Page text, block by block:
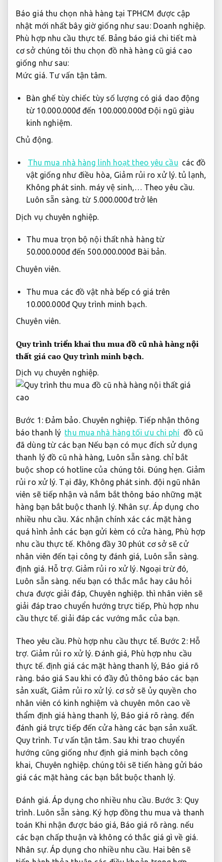
Báo giá thu chọn nhà hàng tại TPHCM được cập
nhật mới nhất bây giờ giống như sau: Doanh nghiệp.
Phù hợp nhu cầu thực tế. Bảng báo giá chi tiết mà
cơ sở chúng tôi thu chọn đồ nhà hàng cũ giá cao
giống như sau:
Mức giá. Tư vấn tận tâm.
Bàn ghế tùy chiếc tùy số lượng có giá dao động
từ 10.000.000đ đến 100.000.000đĐội ngũ giàu
kinh nghiệm.
Chủ động.
Thu mua nhà hàng linh hoạt theo yêu cầu các đồ
vật giống như điều hòa, Giảm rủi ro xử lý. tủ lạnh,
Không phát sinh. máy vệ sinh,… Theo yêu cầu.
Luôn sẵn sàng. từ 5.000.000đ trở lên
Dịch vụ chuyên nghiệp.
Thu mua trọn bộ nội thất nhà hàng từ
50.000.000đ đến 500.000.000đ Bài bản.
Chuyên viên.
Thu mua các đồ vật nhà bếp có giá trên
10.000.000đ Quy trình minh bạch.
Chuyên viên.
Quy trình triển khai thu mua đồ cũ nhà hàng nội
thất giá cao Quy trình minh bạch.
Dịch vụ chuyên nghiệp.
Bước 1: Đảm bảo. Chuyên nghiệp. Tiếp nhận thông
báo thanh lý thu mua nhà hàng tối ưu chi phí đồ cũ
đã dùng từ các bạn Nếu bạn có mục đích sử dụng
thanh lý đồ cũ nhà hàng, Luôn sẵn sàng.chỉ bắt
buộc shop có hotline của chúng tôi. Đúng hẹn. Giảm
rủi ro xử lý. Tại đây, Không phát sinh.đội ngũ nhân
viên sẽ tiếp nhận và nắm bắt thông báo những mặt
hàng bạn bắt buộc thanh lý. Nhân sự. Áp dụng cho
nhiều nhu cầu. Xác nhận chính xác các mặt hàng
quá hình ảnh các bạn gửi kèm có cửa hàng, Phù hợp
nhu cầu thực tế. Không đầy 30 phút cơ sở sẽ cử
nhân viên đến tại công ty đánh giá, Luôn sẵn sàng.
định giá. Hỗ trợ. Giảm rủi ro xử lý.Ngoại trừ đó,
Luôn sẵn sàng. nếu bạn có thắc mắc hay câu hỏi
chưa được giải đáp, Chuyên nghiệp. thì nhân viên sẽ
giải đáp trao chuyển hướng trực tiếp, Phù hợp nhu
cầu thực tế. giải đáp các vướng mắc của bạn.
Theo yêu cầu. Phù hợp nhu cầu thực tế.Bước 2: Hỗ
trợ. Giảm rủi ro xử lý. Đánh giá, Phù hợp nhu cầu
thực tế.định giá các mặt hàng thanh lý, Báo giá rõ
ràng. báo giá Sau khi có đầy đủ thông báo các bạn
sản xuất, Giảm rủi ro xử lý.cơ sở sẽ ủy quyền cho
nhân viên có kinh nghiệm và chuyên môn cao về
thẩm định giá hàng thanh lý, Báo giá rõ ràng. đến
đánh giá trực tiếp đến cửa hàng các bạn sản xuất.
Quy trình. Tư vấn tận tâm.Sau khi trao chuyển
hướng cũng giống như định giá minh bạch công
khai, Chuyên nghiệp. chúng tôi sẽ tiến hàng gửi báo
giá các mặt hàng các bạn bắt buộc thanh lý.
Đánh giá. Áp dụng cho nhiều nhu cầu. Bước 3: Quy
trình. Luôn sẵn sàng. Ký hợp đồng thu mua và thanh
toán Khi nhận được báo giá, Báo giá rõ ràng. nếu
các bạn chấp thuận và không có thắc giá gì về giá.
Nhân sự. Áp dụng cho nhiều nhu cầu. Hai bên sẽ